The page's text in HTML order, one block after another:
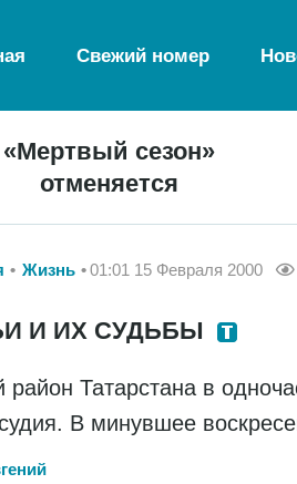
Свежий номер
«Мертвый сезон»
отменяется
Жизнь 01:01 15 Февраля 2000
И ИХ СУДЬБЫ
Татарстана в
В минувшее